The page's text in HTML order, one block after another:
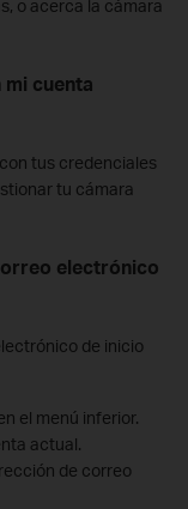
o acerca la cámara
mi cuenta
tus credenciales
tu cámara
electrónico
de inicio
el menú inferior.
actual.
de correo